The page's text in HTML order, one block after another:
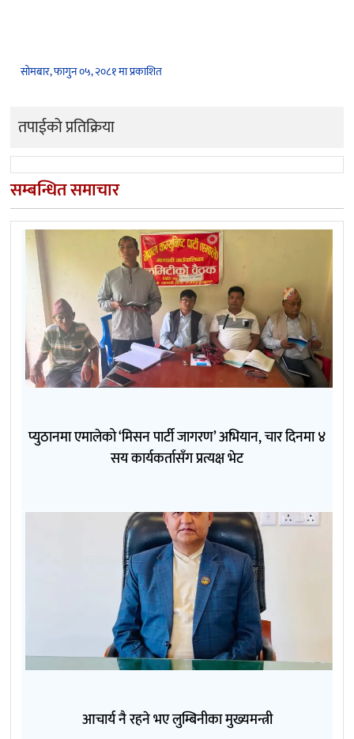
सोमबार, फागुन ०५, २०८१ मा प्रकाशित
तपाईको प्रतिक्रिया
सम्बन्धित समाचार
प्युठानमा एमालेको ‘मिसन पार्टी जागरण’ अभियान, चार दिनमा ४
सय कार्यकर्तासँग प्रत्यक्ष भेट
आचार्य नै रहने भए लुम्बिनीका मुख्यमन्त्री